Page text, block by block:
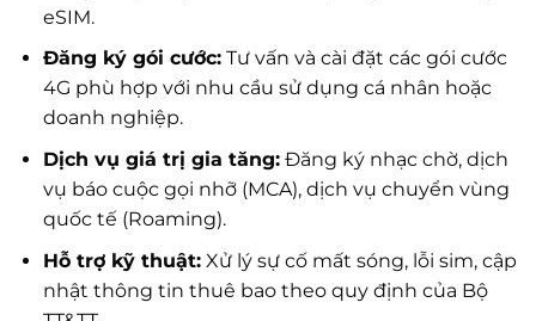
eSIM.
Đăng ký gói cước:Tư vấn và cài đặt các gói cước
4G phù hợp với nhu cầu sử dụng cá nhân hoặc
doanh nghiệp.
Dịch vụ giá trị gia tăng:Đăng ký nhạc chờ, dịch
vụ báo cuộc gọi nhỡ (MCA), dịch vụ chuyển vùng
quốc tế (Roaming).
Hỗ trợ kỹ thuật:Xử lý sự cố mất sóng, lỗi sim, cập
nhật thông tin thuê bao theo quy định của Bộ